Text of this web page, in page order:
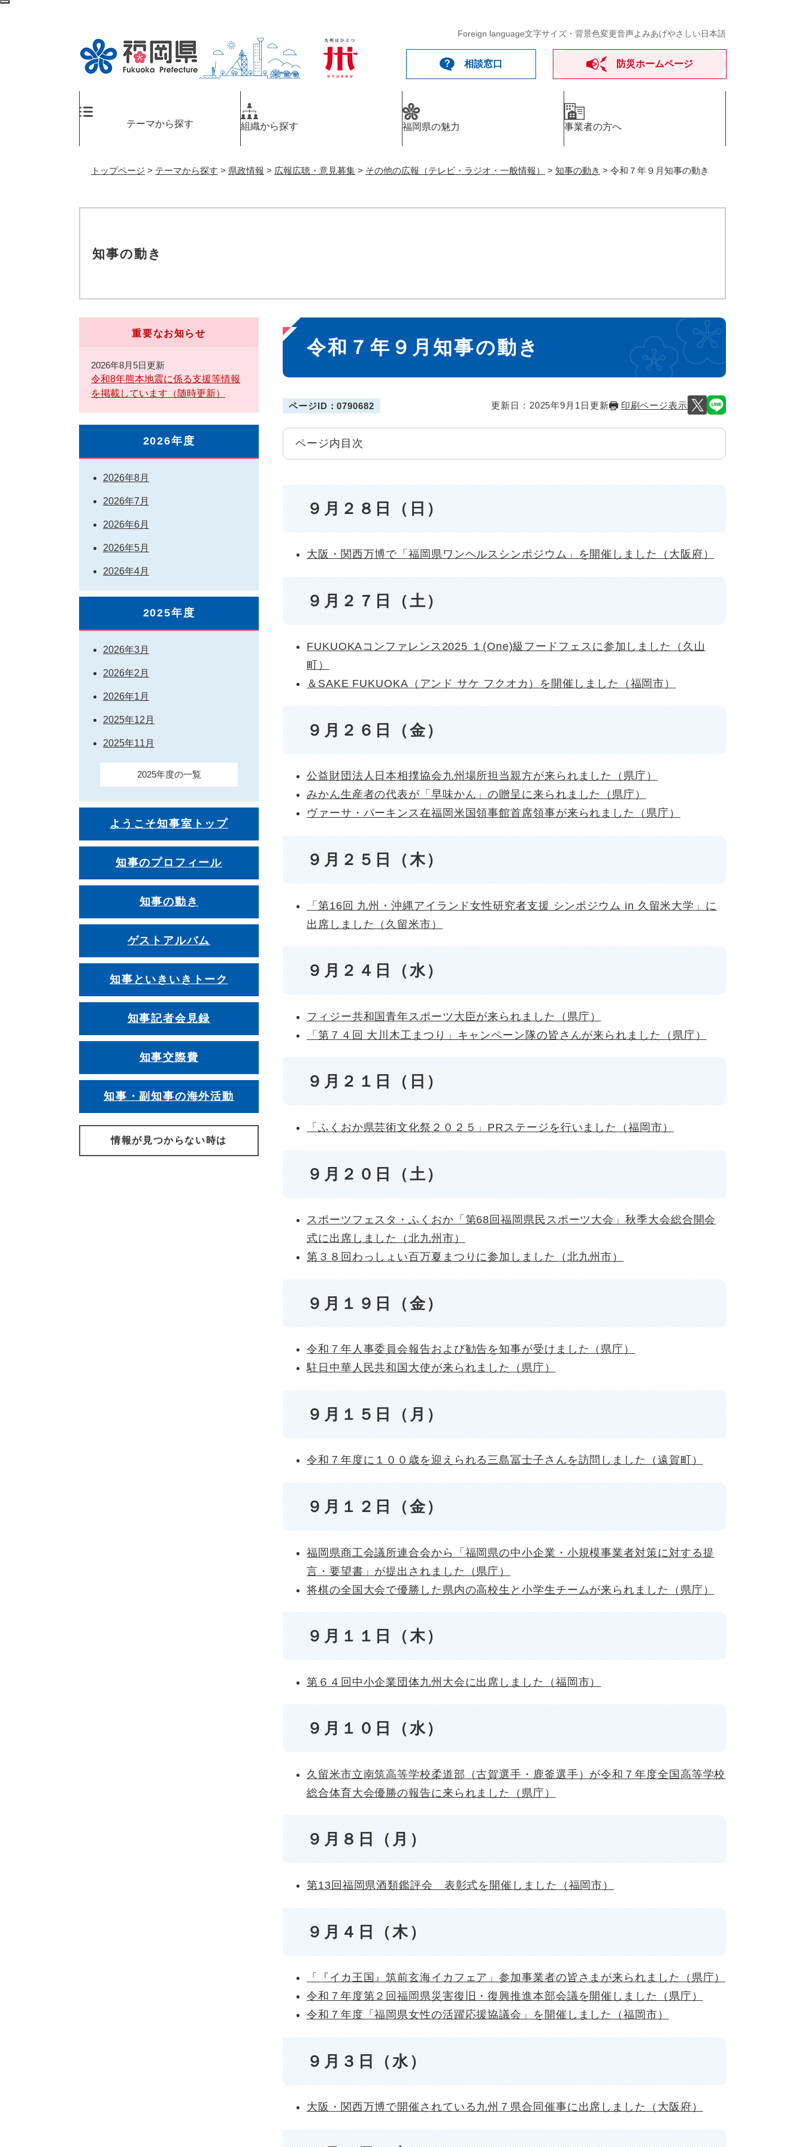
ペ
Foreign language文字サイズ・背景色変更音声よみあげやさしい日本語
相談窓口 防災ホームページ
テーマから探す 組織から探す 福岡県の魅力 事業者の方へ
トップページ > テーマから探す > 県政情報 > 広報広聴・意見募集 > その他の広報（テレビ・ラジオ・一般情報） > 知事の動き > 令和７年９月知事の動き
知事の動き
本
文
令和７年９月知事の動き
ページID：0790682 更新日：2025年9月1日更新 印刷ページ表示
ページ内目次
９月２８日（日）
大阪・関西万博で「福岡県ワンヘルスシンポジウム」を開催しました（大阪府）
９月２７日（土）
FUKUOKAコンファレンス2025 １(One)級フードフェスに参加しました（久山
町）
＆SAKE FUKUOKA（アンド サケ フクオカ）を開催しました（福岡市）
９月２６日（金）
公益財団法人日本相撲協会九州場所担当親方が来られました（県庁）
みかん生産者の代表が「早味かん」の贈呈に来られました（県庁）
ヴァーサ・パーキンス在福岡米国領事館首席領事が来られました（県庁）
９月２５日（木）
「第16回 九州・沖縄アイランド女性研究者支援 シンポジウム in 久留米大学」に
出席しました（久留米市）
９月２４日（水）
フィジー共和国青年スポーツ大臣が来られました
（県庁）
「第７４回 大川木工まつり」キャンペーン隊の皆さんが来られました（県庁）
９月２１日（日）
「ふくおか県芸術文化祭２０２５」PRステージを行いました（福岡市）
９月２０日（土）
スポーツフェスタ・ふくおか「第68回福岡県民スポーツ大会」秋季大会総合開会
式に出席しました（北九州市）
第３８回わっしょい百万夏まつりに参加しました（北九州市）
９月１９日（金）
令和７年人事委員会報告および勧告を知事が受けました（県庁）
駐日中華人民共和国大使が来られました（県庁）
９月１５日（月）
令和７年度に１００歳を迎えられる三島冨士子さんを訪問しました（遠賀町）
９月１２日（金）
福岡県商工会議所連合会から「福岡県の中小企業・小規模事業者対策に対する提
言・要望書」が提出されました（県庁）
将棋の全国大会で優勝した県内の高校生と小学生チームが来られました（県庁）
９月１１日（木）
第６４回中小企業団体九州大会に出席しまし​た（福岡市）
９月１０日（水）
久留米市立南筑高等学校柔道部（古賀選手・鹿釜選手）が令和７年度全国高等学校
総合体育大会優勝の報告に来られました（県庁）
９月８日（月）
第13回福岡県酒類鑑評会 表彰式を開催しました（福岡市）
９月４日（木）
「『イカ王国』筑前玄海イカフェア」参加事業者の皆さまが来られました（県庁）
令和７年度第２回福岡県災害復旧・復興推進本部会議を開催しました（県庁）
令和７年度「福岡県女性の活躍応援協議会」を開催しました（福岡市）
９月３日（水）
大阪・関西万博で開催されている九州７県合同催事に出席しました（大阪府）
重要なお知らせ
2026年8月5日更新
令和8年熊本地震に係る支援等情報
を掲載しています（随時更新）
2026年度
2026年8月
2026年7月
2026年6月
2026年5月
2026年4月
2025年度
2026年3月
2026年2月
2026年1月
2025年12月
2025年11月
2025年度の一覧
ようこそ知事室トップ
知事のプロフィール
知事の動き
ゲストアルバム
知事といきいきトーク
知事記者会見録
知事交際費
知事・副知事の海外活動
情報が見つからない時は